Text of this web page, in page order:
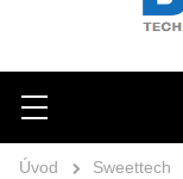
Hľadať
Menu
Úvod Sweettech